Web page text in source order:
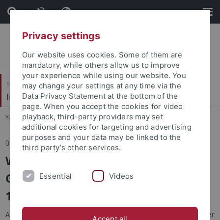
Skip
to
content
Skip
to
footer
Faculty of Humanities
Institute of Media Studies
You are here: Home ... News
08.01.2018
Wissenschaftstag
Geschlechterforschung am
18.12.2017
Angesichts aktueller Diskussionen um die Relevanz von Gender
Privacy settings
Our website uses cookies. Some of them are
mandatory, while others allow us to improve
your experience while using our website. You
may change your settings at any time via the
Data Privacy Statement at the bottom of the
page. When you accept the cookies for video
playback, third-party providers may set
additional cookies for targeting and advertising
purposes and your data may be linked to the
third party’s other services.
Essential Videos